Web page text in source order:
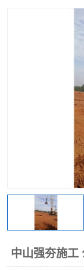
中山强夯施工